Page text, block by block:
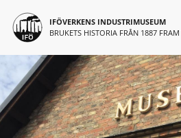
Huvudmeny
IFÖVERKENS INDUSTRIMUSEUM
BRUKETS HISTORIA FRÅN 1887